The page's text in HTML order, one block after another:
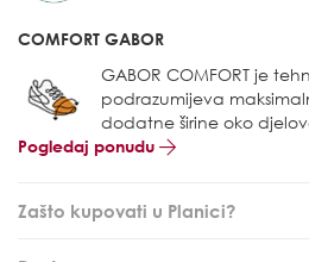
COMFORT GABOR
GABOR COMFORT je
podrazumijeva
dodatne širine oko
Pogledaj ponudu
Zašto kupovati u Planici?